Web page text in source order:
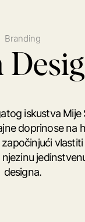
Branding
iskustva Mije
doprinose na
designa.